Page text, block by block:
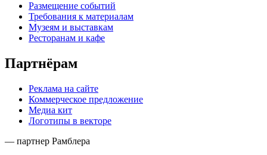
Размещение событий
Требования к материалам
Музеям и выставкам
Ресторанам и кафе
Партнёрам
Реклама на сайте
Коммерческое предложение
Медиа кит
Логотипы в векторе
— партнер Рамблера